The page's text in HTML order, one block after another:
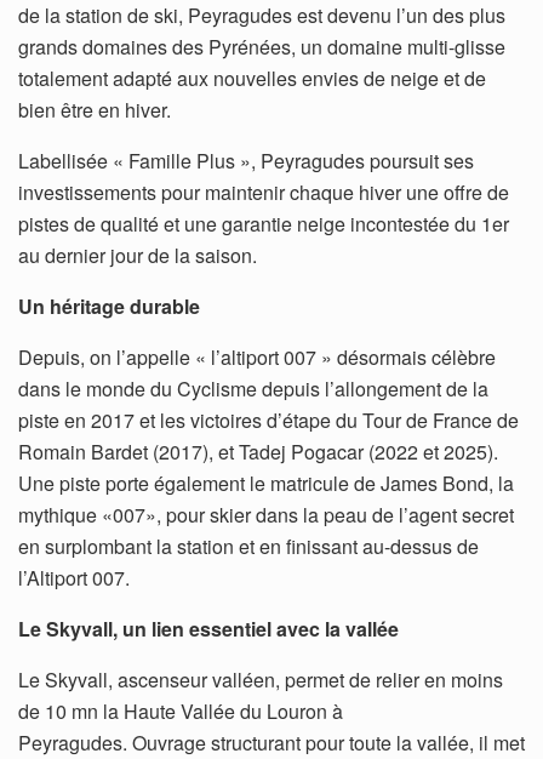
de la station de ski, Peyragudes est devenu l’un des plus
grands domaines des Pyrénées, un domaine multi-glisse
totalement adapté aux nouvelles envies de neige et de
bien être en hiver.
Labellisée « Famille Plus », Peyragudes poursuit ses
investissements pour maintenir chaque hiver une offre de
pistes de qualité et une garantie neige incontestée du 1er
au dernier jour de la saison.
Un héritage durable
Depuis, on l’appelle « l’altiport 007 » désormais célèbre
dans le monde du Cyclisme depuis l’allongement de la
piste en 2017 et les victoires d’étape du Tour de France de
Romain Bardet (2017), et Tadej Pogacar (2022 et 2025).
Une piste porte également le matricule de James Bond, la
mythique «007», pour skier dans la peau de l’agent secret
en surplombant la station et en finissant au-dessus de
l’Altiport 007.
Le Skyvall, un lien essentiel avec la vallée
Le Skyvall, ascenseur valléen, permet de relier en moins
de 10 mn la Haute Vallée du Louron à
Peyragudes. Ouvrage structurant pour toute la vallée, il met